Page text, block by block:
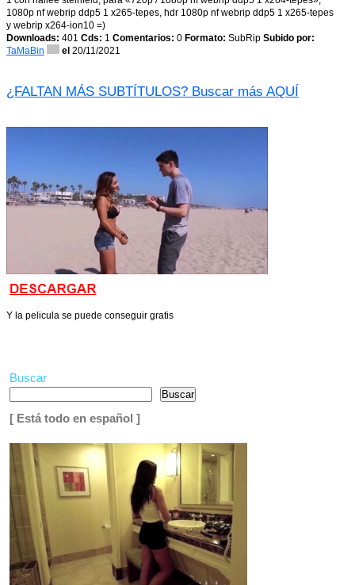
1080p nf webrip ddp5 1 x265-tepes, hdr 1080p nf webrip ddp5 1 x265-tepes
y webrip x264-ion10 =)
Downloads: 401 Cds: 1 Comentarios: 0 Formato: SubRip Subido por:
TaMaBin
el 20/11/2021
¿FALTAN MÁS SUBTÍTULOS? Buscar más AQUÍ
Y la pelicula se puede conseguir gratis
Buscar
Buscar
[ Está todo en español ]